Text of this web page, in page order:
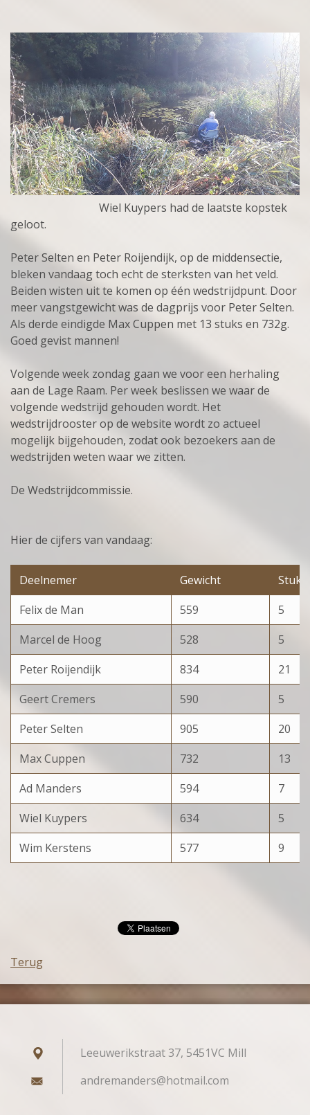
Wiel Kuypers had de laatste kopstek
geloot.
Peter Selten en Peter Roijendijk, op de middensectie,
bleken vandaag toch echt de sterksten van het veld.
Beiden wisten uit te komen op één wedstrijdpunt. Door
meer vangstgewicht was de dagprijs voor Peter Selten.
Als derde eindigde Max Cuppen met 13 stuks en 732g.
Goed gevist mannen!
Volgende week zondag gaan we voor een herhaling
aan de Lage Raam. Per week beslissen we waar de
volgende wedstrijd gehouden wordt. Het
wedstrijdrooster op de website wordt zo actueel
mogelijk bijgehouden, zodat ook bezoekers aan de
wedstrijden weten waar we zitten.
De Wedstrijdcommissie.
Hier de cijfers van vandaag:
Deelnemer Gewicht
Stuks
Felix de Man
559
5
Marcel de Hoog
528
5
Peter Roijendijk
834
21
Geert Cremers
590
5
Peter Selten
905
20
Max Cuppen
732
13
Ad Manders
594
7
Wiel Kuypers
634
5
Wim Kerstens
577 9
Terug
Leeuwerikstraat 37, 5451VC Mill
andremanders@hotmail.com